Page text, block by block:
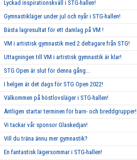
Lyckad inspirationskväll i STG-hallen!
Gymnastikläger under jul och nyår i STG-hallen!
Bästa lagresultat för ett damlag på VM !
VM i artistisk gymnastik med 2 deltagare från STG!
Uttagningen till VM i artistisk gymnastik är klar!
STG Open är slut för denna gång...
I helgen är det dags för STG Open 2022!
Välkommen på höstlovsläger i STG-hallen!
Äntligen startar terminen för barn- och breddgrupper!
Vi tackar vår sponsor Glaskedjan!
Vill du träna ännu mer gymnastik?
En fantastisk lägersommar i STG-hallen!